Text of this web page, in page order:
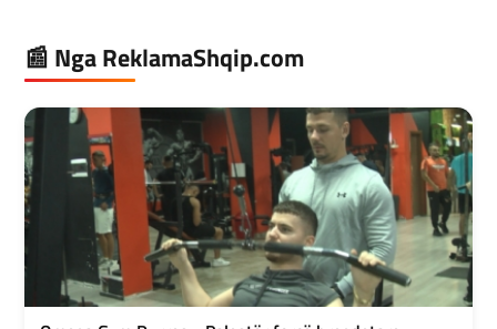
📰 Nga ReklamaShqip.com